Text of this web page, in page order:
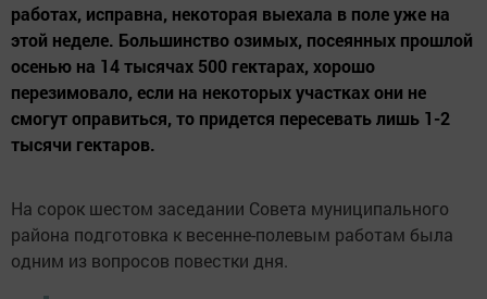
работах, исправна, некоторая выехала в поле уже на
этой неделе. Большинство озимых, посеянных прошлой
осенью на 14 тысячах 500 гектарах, хорошо
перезимовало, если на некоторых участках они не
смогут оправиться, то придется пересевать лишь 1-2
тысячи гектаров.
На сорок шестом заседании Совета муниципального
района подготовка к весенне-полевым работам была
одним из вопросов повестки дня.